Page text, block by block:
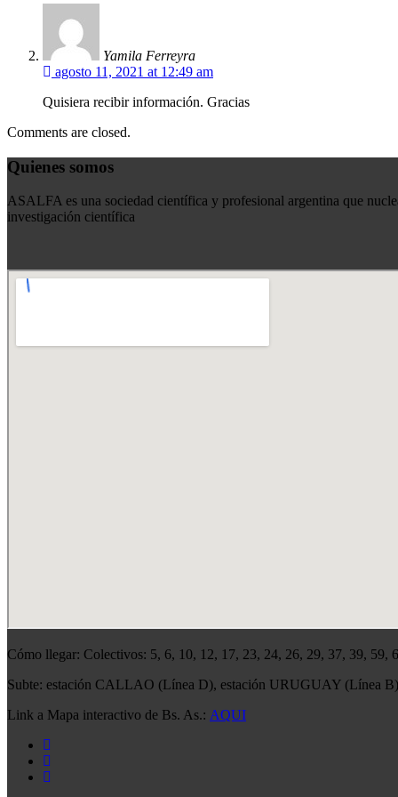
Yamila Ferreyra
agosto 11, 2021 at 12:49 am
Quisiera recibir información. Gracias
Comments are closed.
Quienes somos
ASALFA es una sociedad científica y profesional argentina que
investigación científica
Cómo llegar: Colectivos: 5, 6, 10, 12, 17, 23, 24, 26, 29, 37, 39,
Subte: estación CALLAO (Línea D), estación URUGUAY (Línea B)
Link a Mapa interactivo de Bs. As.: AQUI